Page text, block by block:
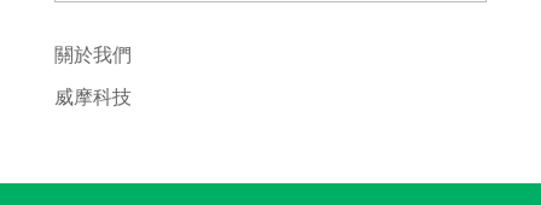
關於我們
威摩科技